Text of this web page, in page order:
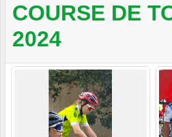
COURSE DE
2024